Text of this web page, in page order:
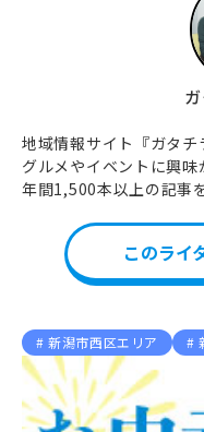
地域情報サイト『ガタ
グルメやイベントに興
年間1,500本以上の記事
このライ
新潟市西区エリア